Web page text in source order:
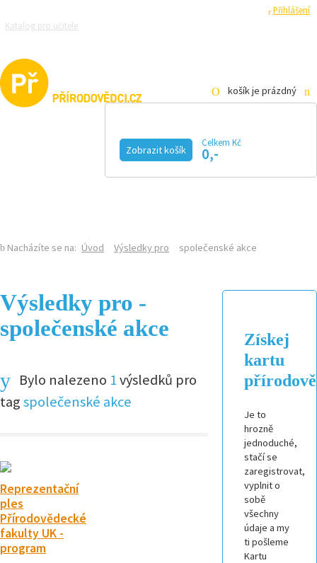
Přihlášení
Katalog pro učitele
košík je prázdný
Zobrazit košík
Celkem Kč
0,-
Nacházíte se na: Úvod Výsledky pro společenské akce
Výsledky pro -
společenské akce
Bylo nalezeno 1výsledků pro
tagspolečenské akce
Reprezentační
ples
Přírodovědecké
fakulty UK -
program
Získej
kartu
Je to
hrozně
jednoduché,
stačí se
zaregistrovat,
vyplnit o
sobě
všechny
údaje a my
ti pošleme
Kartu